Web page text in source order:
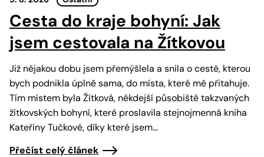
Cesta do kraje bohyní: Jak
jsem cestovala na Žítkovou
Již nějakou dobu jsem přemýšlela a snila o cestě, kterou
bych podnikla úplně sama, do místa, které mě přitahuje.
Tím místem byla Žítková, někdejší působiště takzvaných
žítkovských bohyní, které proslavila stejnojmenná kniha
Kateřiny Tučkové, díky které jsem…
Přečíst celý článek